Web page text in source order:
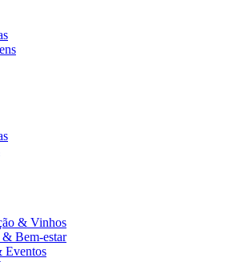
& Vinhos
Bem-estar
Eventos